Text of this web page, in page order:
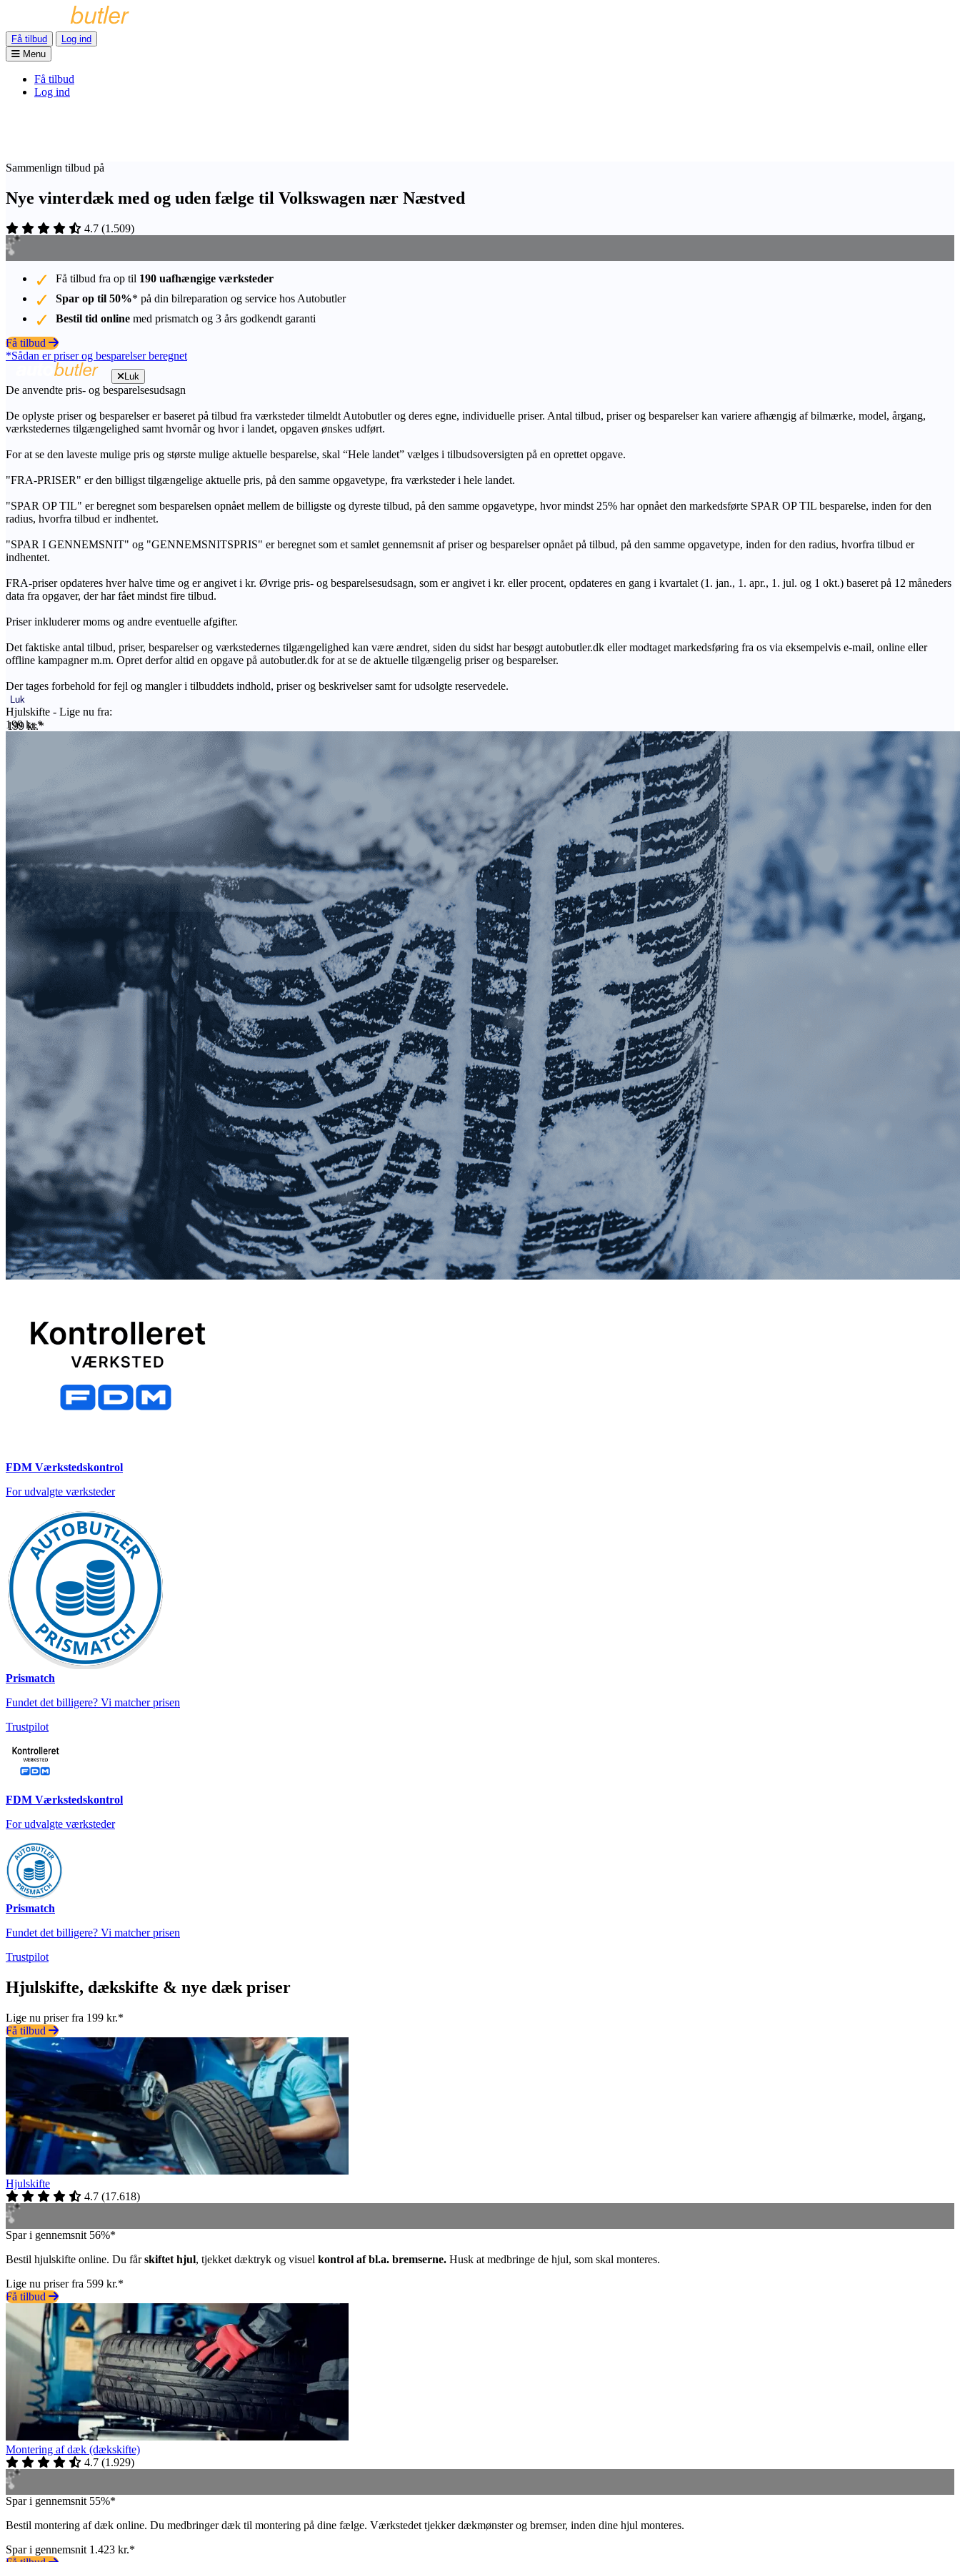
Få tilbud
Log ind
Menu
Få tilbud
Log ind
Sammenlign tilbud på
Nye vinterdæk med og uden fælge til Volkswagen nær Næstved
4.7 (1.509)
Få tilbud fra op til 190 uafhængige værksteder
Spar op til 50%* på din bilreparation og service hos Autobutler
Bestil tid online med prismatch og 3 års godkendt garanti
Få tilbud
*Sådan er priser og besparelser beregnet
Luk
De anvendte pris- og besparelsesudsagn
De oplyste priser og besparelser er baseret på tilbud fra værksteder tilmeldt Autobutler og deres egne, individuelle priser. Antal tilbud, priser og besparelser kan variere afhængig af bilmærke, model, årgang,
værkstedernes tilgængelighed samt hvornår og hvor i landet, opgaven ønskes udført.
For at se den laveste mulige pris og største mulige aktuelle besparelse, skal “Hele landet” vælges i tilbudsoversigten på en oprettet opgave.
"FRA-PRISER" er den billigst tilgængelige aktuelle pris, på den samme opgavetype, fra værksteder i hele landet.
"SPAR OP TIL" er beregnet som besparelsen opnået mellem de billigste og dyreste tilbud, på den samme opgavetype, hvor mindst 25% har opnået den markedsførte SPAR OP TIL besparelse, inden for den
radius, hvorfra tilbud er indhentet.
"SPAR I GENNEMSNIT" og "GENNEMSNITSPRIS" er beregnet som et samlet gennemsnit af priser og besparelser opnået på tilbud, på den samme opgavetype, inden for den radius, hvorfra tilbud er
indhentet.
FRA-priser opdateres hver halve time og er angivet i kr. Øvrige pris- og besparelsesudsagn, som er angivet i kr. eller procent, opdateres en gang i kvartalet (1. jan., 1. apr., 1. jul. og 1 okt.) baseret på 12 måneders
data fra opgaver, der har fået mindst fire tilbud.
Priser inkluderer moms og andre eventuelle afgifter.
Det faktiske antal tilbud, priser, besparelser og værkstedernes tilgængelighed kan være ændret, siden du sidst har besøgt autobutler.dk eller modtaget markedsføring fra os via eksempelvis e-mail, online eller
offline kampagner m.m. Opret derfor altid en opgave på autobutler.dk for at se de aktuelle tilgængelig priser og besparelser.
Der tages forbehold for fejl og mangler i tilbuddets indhold, priser og beskrivelser samt for udsolgte reservedele.
Luk
Hjulskifte - Lige nu fra:
199 kr.*
FDM Værkstedskontrol
For udvalgte værksteder
Prismatch
Fundet det billigere? Vi matcher prisen
Trustpilot
FDM Værkstedskontrol
For udvalgte værksteder
Prismatch
Fundet det billigere? Vi matcher prisen
Trustpilot
Hjulskifte, dækskifte & nye dæk priser
Lige nu priser fra 199 kr.*
Få tilbud
Hjulskifte
4.7 (17.618)
Spar i gennemsnit 56%*
Bestil hjulskifte online. Du fårskiftet hjul, tjekket dæktryk og visuel kontrol af bl.a. bremserne. Husk at medbringe de hjul, som skal monteres.
Lige nu priser fra 599 kr.*
Få tilbud
Montering af dæk (dækskifte)
4.7 (1.929)
Spar i gennemsnit 55%*
Bestil montering af dæk online. Du medbringer dæk til montering på dine fælge. Værkstedet tjekker dækmønster og bremser, inden dine hjul monteres.
Spar i gennemsnit 1.423 kr.*